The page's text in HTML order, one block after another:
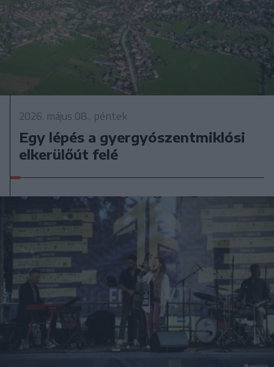
2026. május 08., péntek
Egy lépés a gyergyószentmiklósi
elkerülőút felé